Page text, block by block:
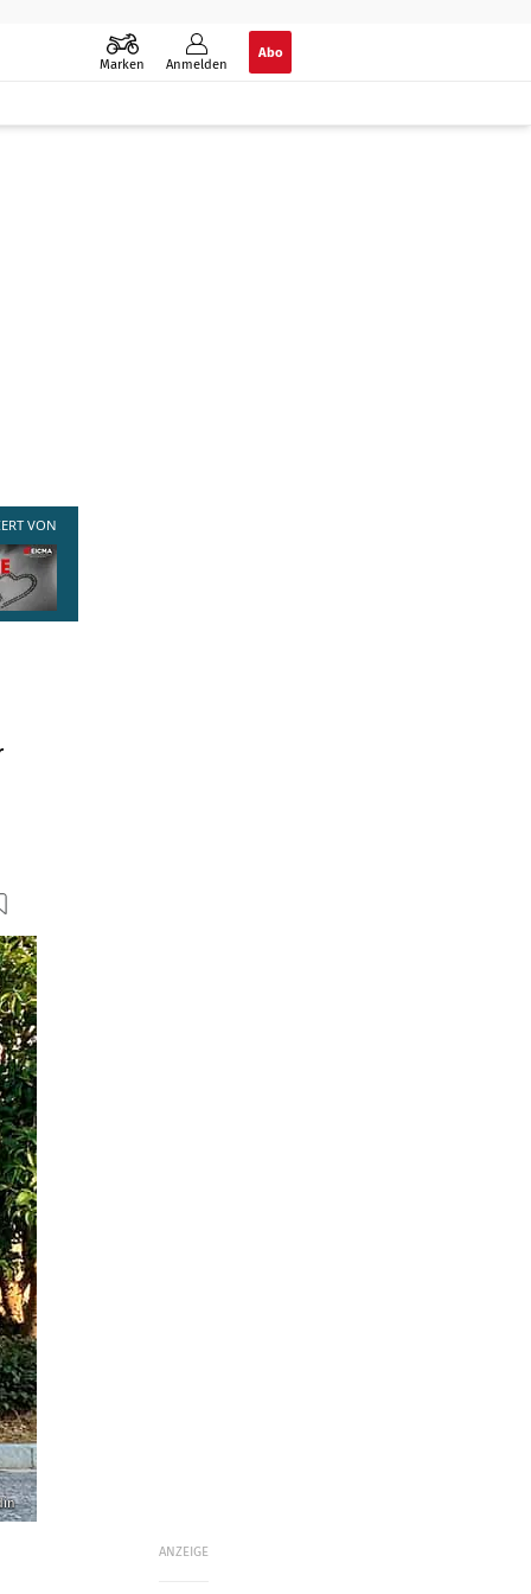
Marken Anmelden
Abo
VON
ANZEIGE